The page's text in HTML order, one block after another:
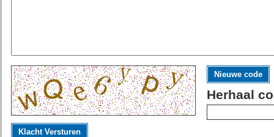
Nieuwe code
Herhaal
Klacht Versturen